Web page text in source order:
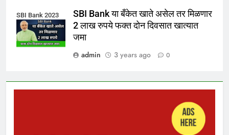
SBI Bank 2023
SBI Bank या बँकेत खाते असेल तर मिळणार
2 लाख रुपये फक्त दोन दिवसात खात्यात
जमा
admin
3 years ago 0